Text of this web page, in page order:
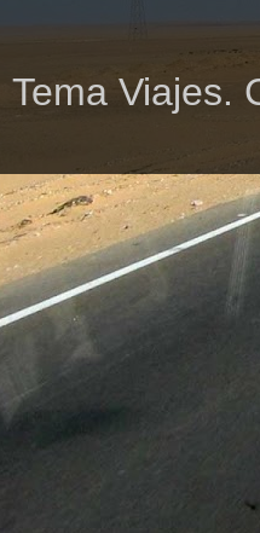
Tema Viajes.